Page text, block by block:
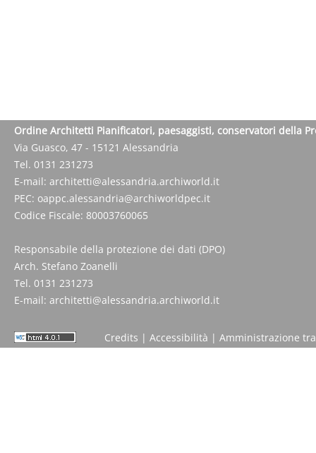
Ordine Architetti Pianificatori, paesaggisti, conservatori della
Via Guasco, 47 - 15121 Alessandria
Tel. 0131 231273
E-mail: architetti@alessandria.archiworld.it
PEC: oappc.alessandria@archiworldpec.it
Codice Fiscale: 80003760065
Responsabile della protezione dei dati (DPO)
Arch. Stefano Zoanelli
Tel. 0131 231273
E-mail: architetti@alessandria.archiworld.it
Credits | Accessibilità | Amministrazione